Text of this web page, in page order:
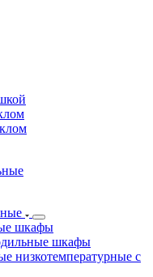
шкафы
шкафы
низкотемпературные с